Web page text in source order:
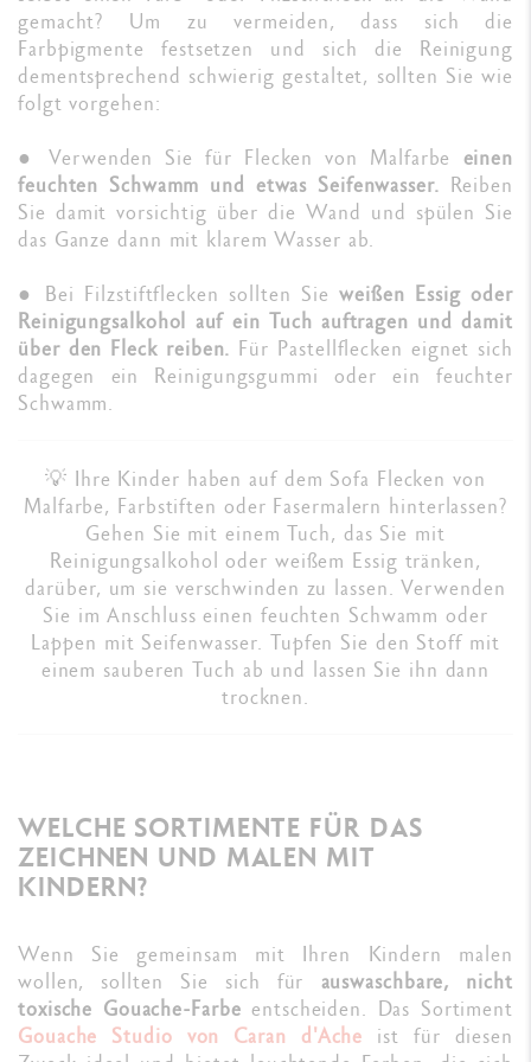
gemacht? Um zu vermeiden, dass sich die
Farbpigmente festsetzen und sich die Reinigung
dementsprechend schwierig gestaltet, sollten Sie wie
folgt vorgehen:
● Verwenden Sie für Flecken von Malfarbe einen
feuchten Schwamm und etwas Seifenwasser. Reiben
Sie damit vorsichtig über die Wand und spülen Sie
das Ganze dann mit klarem Wasser ab.
● Bei Filzstiftflecken sollten Sieweißen Essig oder
Reinigungsalkohol auf ein Tuch auftragen und damit
über den Fleck reiben. Für Pastellflecken eignet sich
dagegen ein Reinigungsgummi oder ein feuchter
Schwamm.
💡 Ihre Kinder haben auf dem Sofa Flecken von
Malfarbe, Farbstiften oder Fasermalern hinterlassen?
Gehen Sie mit einem Tuch, das Sie mit
Reinigungsalkohol oder weißem Essig tränken,
darüber, um sie verschwinden zu lassen. Verwenden
Sie im Anschluss einen feuchten Schwamm oder
Lappen mit Seifenwasser. Tupfen Sie den Stoff mit
einem sauberen Tuch ab und lassen Sie ihn dann
trocknen.
WELCHE SORTIMENTE FÜR DAS
ZEICHNEN UND MALEN MIT
KINDERN?
Wenn Sie gemeinsam mit Ihren Kindern malen
wollen, sollten Sie sich für auswaschbare, nicht
toxische Gouache-Farbe entscheiden. Das Sortiment
Gouache Studio von Caran d'Ache ist für diesen